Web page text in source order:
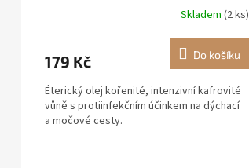
Skladem (2 ks)
179 Kč Do košíku
Éterický olej kořenité, intenzivní kafrovité
vůně s protiinfekčním účinkem na dýchací
a močové cesty.